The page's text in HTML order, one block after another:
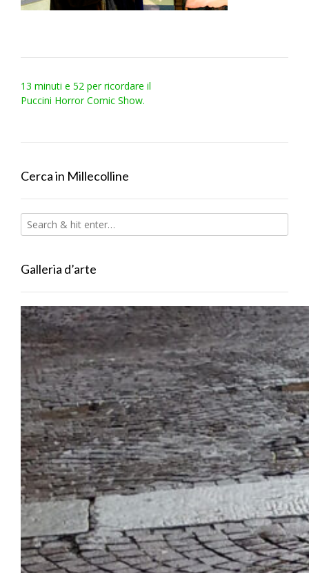
Post
navigation
13 minuti e 52 per ricordare il
Puccini Horror Comic Show.
Cerca in Millecolline
Galleria d’arte